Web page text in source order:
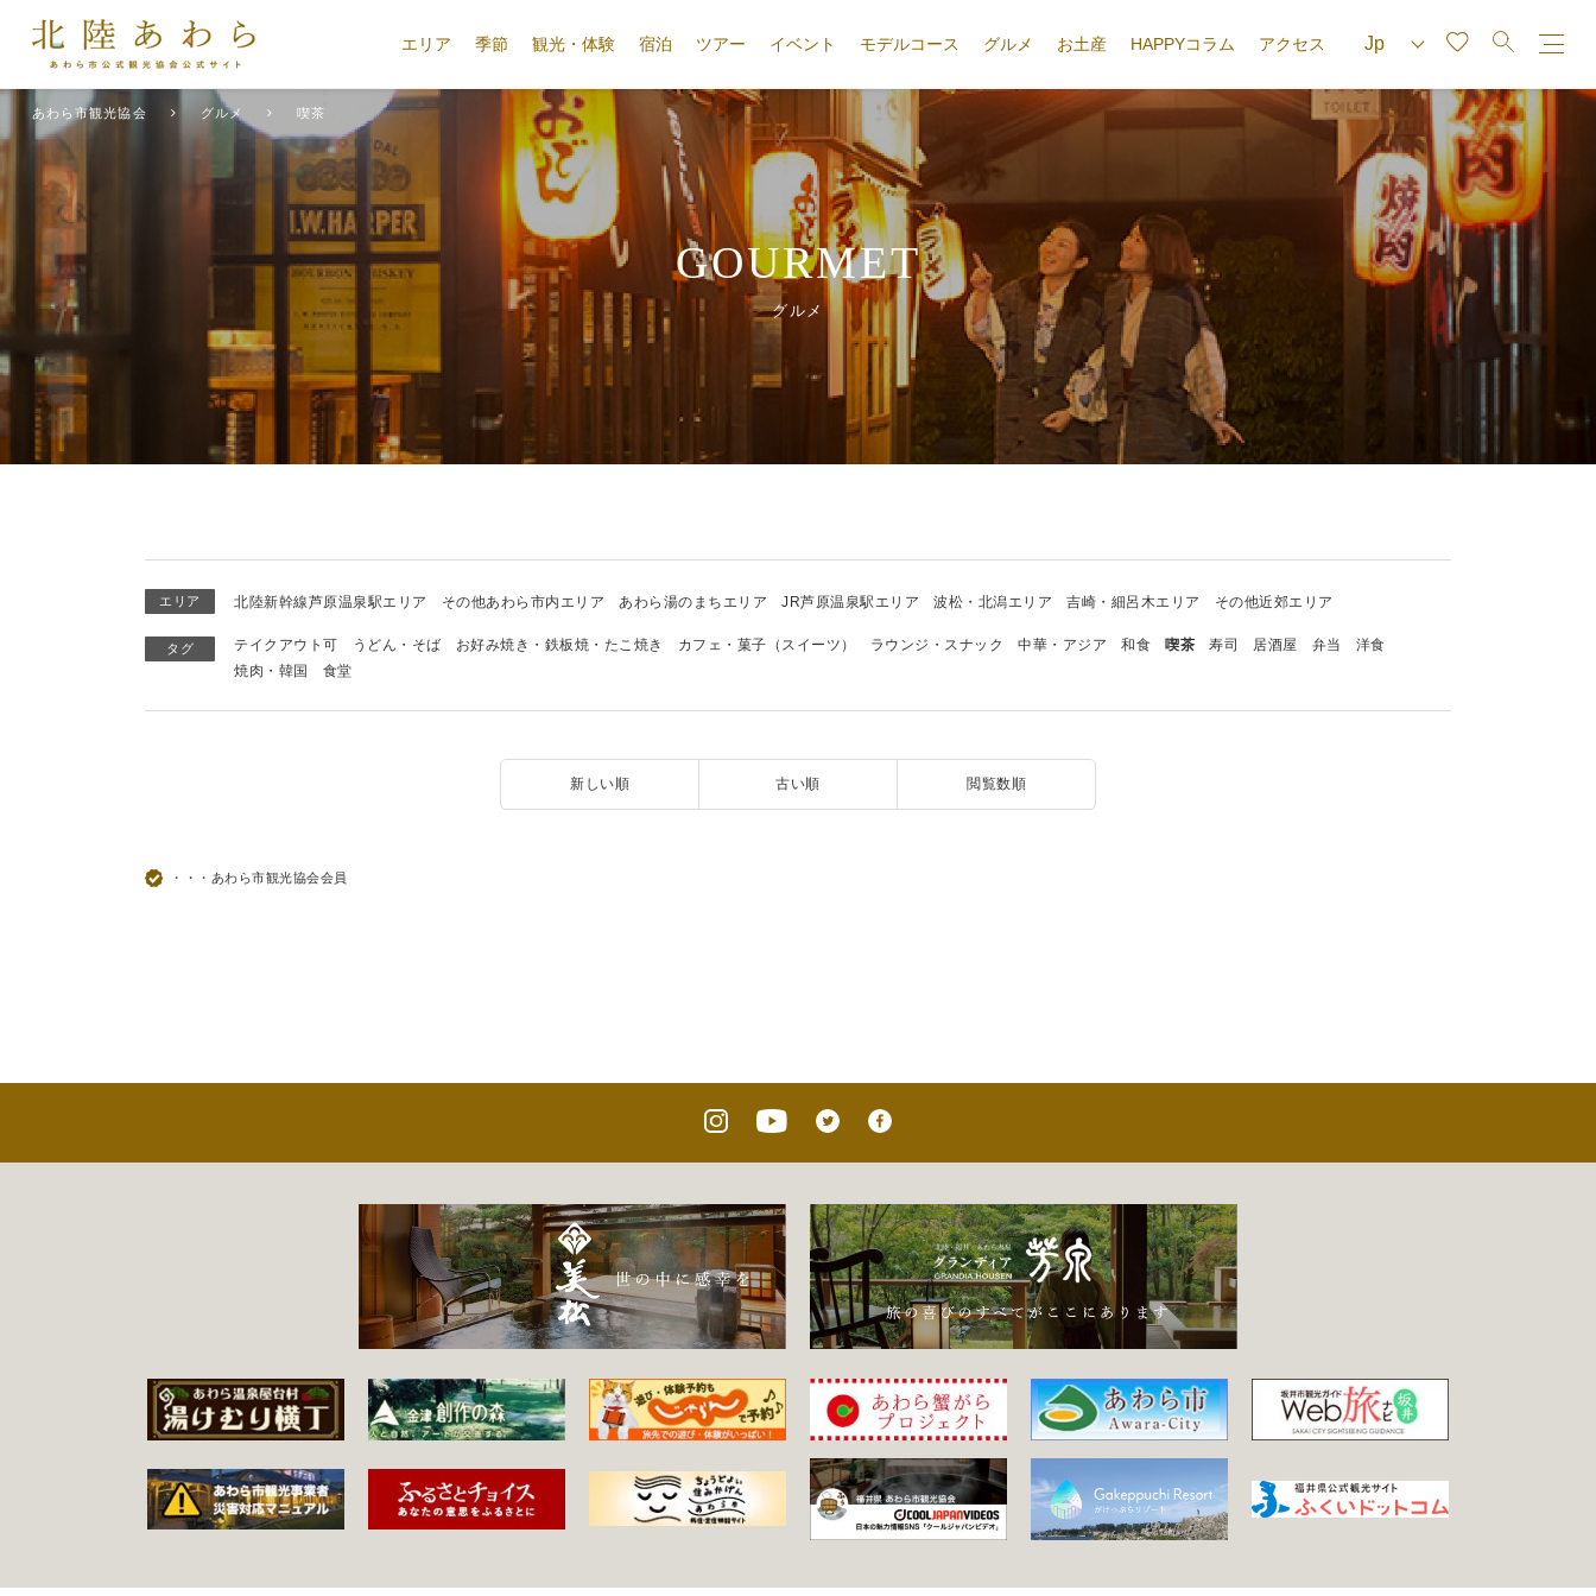
エリア 季節 観光・体験 宿泊 ツアー イベント モデルコース グルメ お土産 HAPPYコラム アクセス
あわら市観光協会 グルメ 喫茶
GOURMET
グルメ
エリア 北陸新幹線芦原温泉駅エリア その他あわら市内エリア あわら湯のまちエリア JR芦原温泉駅エリア 波松・北潟エリア 吉崎・細呂木エリア その他近郊エリア
タグ テイクアウト可 うどん・そば お好み焼き・鉄板焼・たこ焼き カフェ・菓子（スイーツ） ラウンジ・スナック 中華・アジア 和食 喫茶 寿司 居酒屋 弁当
洋食
焼肉・韓国
食堂
新しい順 古い順 閲覧数順
・・・あわら市観光協会会員